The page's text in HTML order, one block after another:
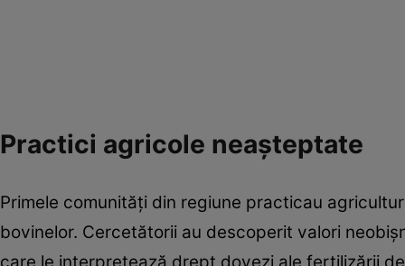
Practici agricole neașteptate
Primele comunități din regiune practicau
bovinelor. Cercetătorii au descoperit valori